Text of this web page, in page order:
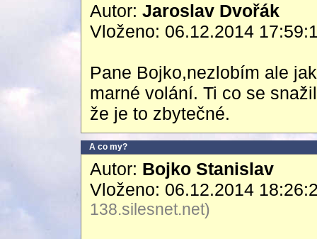
Autor: Jaroslav Dvořák
Vloženo: 06.12.2014
Pane Bojko,nezlobím ale
marné volání. Ti co se
že je to zbytečné.
A co my?
Autor: Bojko Stanislav
Vloženo: 06.12.2014
138.silesnet.net)